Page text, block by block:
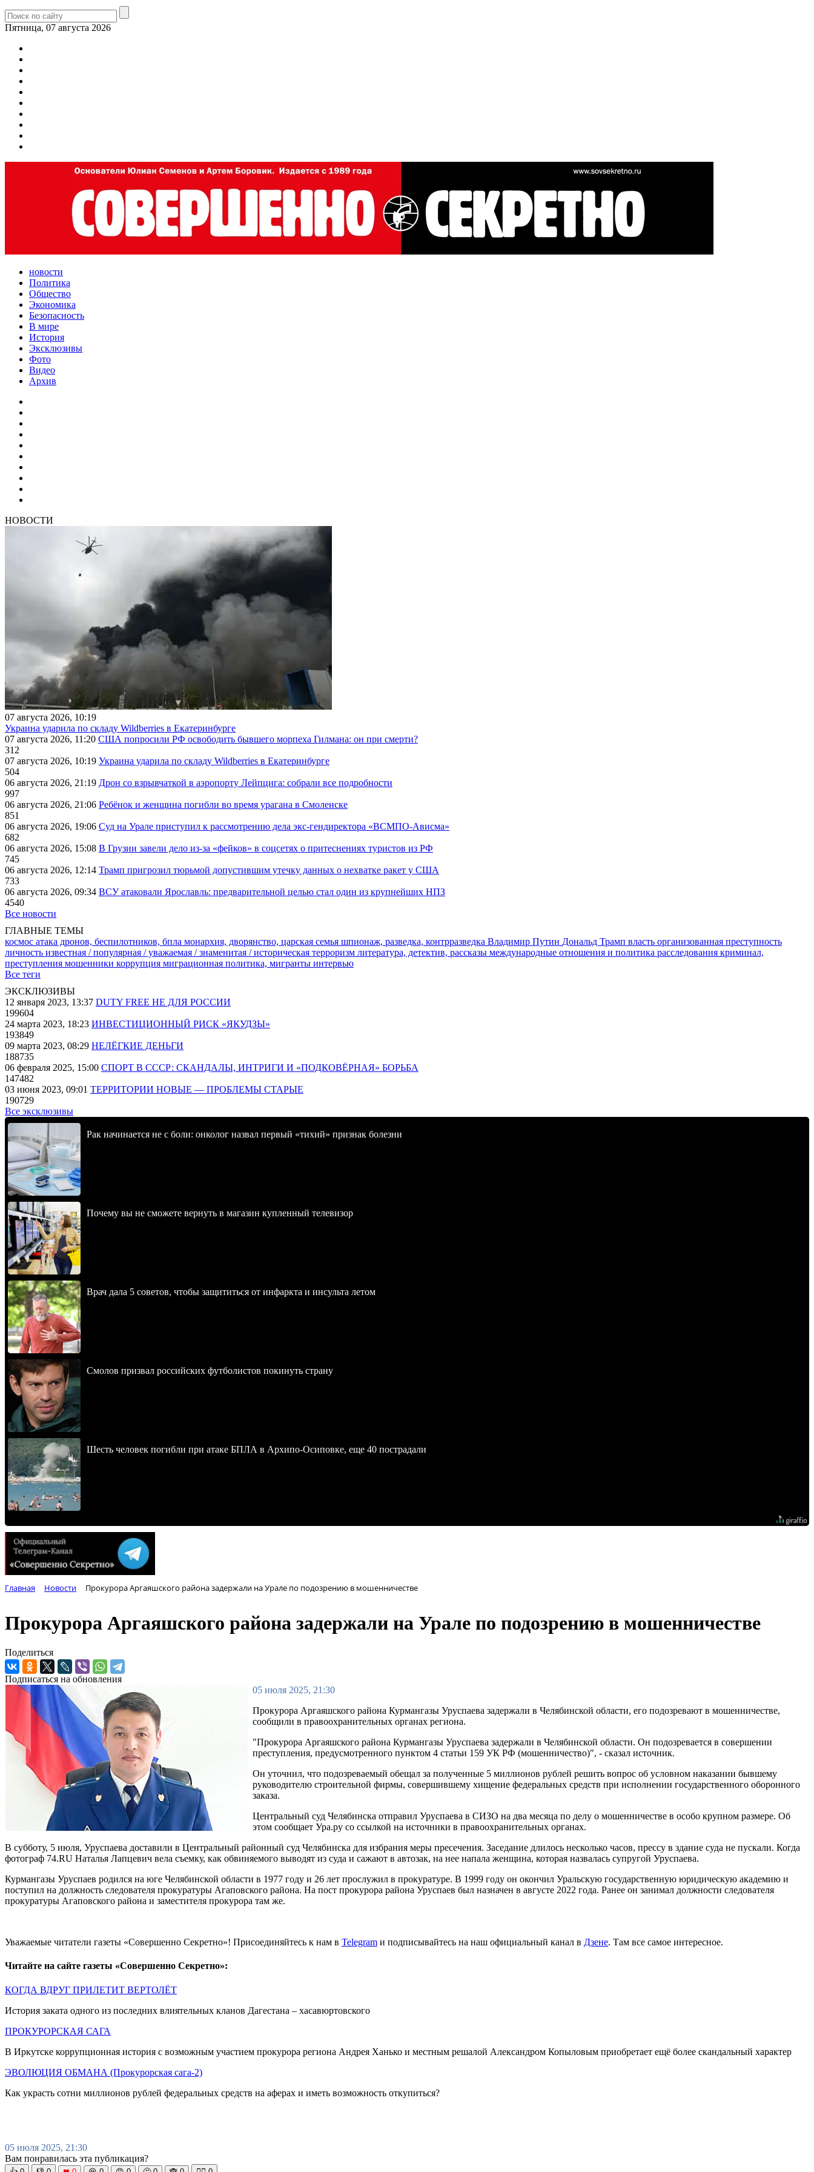
Пятница, 07 августа 2026
новости
Политика
Общество
Экономика
Безопасность
В мире
История
Эксклюзивы
Фото
Видео
Архив
НОВОСТИ
07 августа 2026, 10:19
Украина ударила по складу Wildberries в Екатеринбурге
07 августа 2026, 11:20 США попросили РФ освободить бывшего морпеха Гилмана: он при смерти?
312
07 августа 2026, 10:19 Украина ударила по складу Wildberries в Екатеринбурге
504
06 августа 2026, 21:19 Дрон со взрывчаткой в аэропорту Лейпцига: собрали все подробности
997
06 августа 2026, 21:06 Ребёнок и женщина погибли во время урагана в Смоленске
851
06 августа 2026, 19:06 Суд на Урале приступил к рассмотрению дела экс-гендиректора «ВСМПО-Ависма»
682
06 августа 2026, 15:08 В Грузии завели дело из-за «фейков» в соцсетях о притеснениях туристов из РФ
745
06 августа 2026, 12:14 Трамп пригрозил тюрьмой допустившим утечку данных о нехватке ракет у США
733
06 августа 2026, 09:34 ВСУ атаковали Ярославль: предварительной целью стал один из крупнейших НПЗ
4540
Все новости
ГЛАВНЫЕ ТЕМЫ
космос атака дронов, беспилотников, бпла монархия, дворянство, царская семья шпионаж, разведка, контрразведка Владимир Путин Дональд Трамп власть организованная преступность
личность известная / популярная / уважаемая / знаменитая / историческая терроризм литература, детектив, рассказы международные отношения и политика расследования криминал,
преступления мошенники коррупция миграционная политика, мигранты интервью
Все теги
ЭКСКЛЮЗИВЫ
12 января 2023, 13:37 DUTY FREE НЕ ДЛЯ РОССИИ
199604
24 марта 2023, 18:23 ИНВЕСТИЦИОННЫЙ РИСК «ЯКУДЗЫ»
193849
09 марта 2023, 08:29 НЕЛЁГКИЕ ДЕНЬГИ
188735
06 февраля 2025, 15:00 СПОРТ В СССР: СКАНДАЛЫ, ИНТРИГИ И «ПОДКОВЁРНАЯ» БОРЬБА
147482
03 июня 2023, 09:01 ТЕРРИТОРИИ НОВЫЕ — ПРОБЛЕМЫ СТАРЫЕ
190729
Все эксклюзивы
Рак начинается не с боли: онколог назвал первый «тихий» признак болезни
Почему вы не сможете вернуть в магазин купленный телевизор
Врач дала 5 советов, чтобы защититься от инфаркта и инсульта летом
Смолов призвал российских футболистов покинуть страну
Шесть человек погибли при атаке БПЛА в Архипо-Осиповке, еще 40 пострадали
Главная Новости Прокурора Аргаяшского района задержали на Урале по подозрению в мошенничестве
Прокурора Аргаяшского района задержали на Урале по подозрению в мошенничестве
Поделиться
Подписаться на обновления
05 июля 2025, 21:30
Прокурора Аргаяшского района Курмангазы Уруспаева задержали в Челябинской области, его подозревают в мошенничестве,
сообщили в правоохранительных органах региона.
"Прокурора Аргаяшского района Курмангазы Уруспаева задержали в Челябинской области. Он подозревается в совершении
преступления, предусмотренного пунктом 4 статьи 159 УК РФ (мошенничество)", - сказал источник.
Он уточнил, что подозреваемый обещал за полученные 5 миллионов рублей решить вопрос об условном наказании бывшему
руководителю строительной фирмы, совершившему хищение федеральных средств при исполнении государственного оборонного
заказа.
Центральный суд Челябинска отправил Уруспаева в СИЗО на два месяца по делу о мошенничестве в особо крупном размере. Об
этом сообщает Ура.ру со ссылкой на источники в правоохранительных органах.
В субботу, 5 июля, Уруспаева доставили в Центральный районный суд Челябинска для избрания меры пресечения. Заседание длилось несколько часов, прессу в здание суда не пускали. Когда
фотограф 74.RU Наталья Лапцевич вела съемку, как обвиняемого выводят из суда и сажают в автозак, на нее напала женщина, которая назвалась супругой Уруспаева.
Курмангазы Уруспаев родился на юге Челябинской области в 1977 году и 26 лет прослужил в прокуратуре. В 1999 году он окончил Уральскую государственную юридическую академию и
поступил на должность следователя прокуратуры Агаповского района. На пост прокурора района Уруспаев был назначен в августе 2022 года. Ранее он занимал должности следователя
прокуратуры Агаповского района и заместителя прокурора там же.
Уважаемые читатели газеты «Совершенно Секретно»! Присоединяйтесь к нам в Telegram и подписывайтесь на наш официальный канал в Дзене. Там все самое интересное.
Читайте на сайте газеты «Совершенно Секретно»:
КОГДА ВДРУГ ПРИЛЕТИТ ВЕРТОЛЁТ
История заката одного из последних влиятельных кланов Дагестана – хасавюртовского
ПРОКУРОРСКАЯ САГА
В Иркутске коррупционная история с возможным участием прокурора региона Андрея Ханько и местным решалой Александром Копыловым приобретает ещё более скандальный характер
ЭВОЛЮЦИЯ ОБМАНА (Прокурорская сага-2)
Как украсть сотни миллионов рублей федеральных средств на аферах и иметь возможность откупиться?
05 июля 2025, 21:30
Вам понравилась эта публикация?